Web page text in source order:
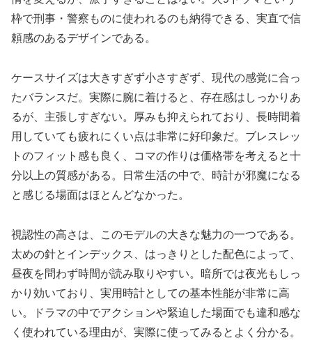
枠で刑事・警察ものに使われるのも納得できる、実直で信
頼感のあるデザインである。
ケースサイズは大きすぎず小さすぎず、現代の感覚に合っ
たバランスだ。実際に腕に着けると、存在感はしっかりあ
るが、主張しすぎない。厚みも抑えられており、長時間着
用していても疲れにくい点は非常に好印象だ。ブレスレッ
トのフィット感も良く、コマの作りは価格帯を考えると十
分以上の質感がある。日常生活の中で、時計が邪魔になる
と感じる場面はほとんどなかった。
視認性の高さは、このモデルの大きな魅力の一つである。
太めの針とインデックス、はっきりとした配色によって、
昼夜を問わず時間が読み取りやすい。暗所では夜光もしっ
かり効いており、実用時計としての基本性能が非常に高
い。ドラマの中でアクションや緊迫した場面でも違和感な
く使われている理由が、実際に使ってみるとよく分かる。